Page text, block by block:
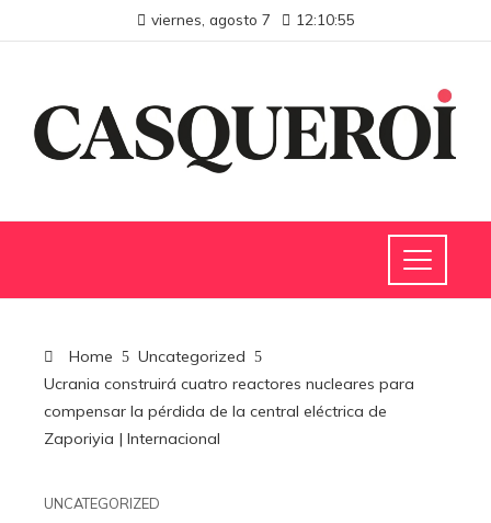
viernes, agosto 7 12:10:56
Home
Uncategorized
Ucrania construirá cuatro reactores nucleares para
compensar la pérdida de la central eléctrica de
Zaporiyia | Internacional
UNCATEGORIZED